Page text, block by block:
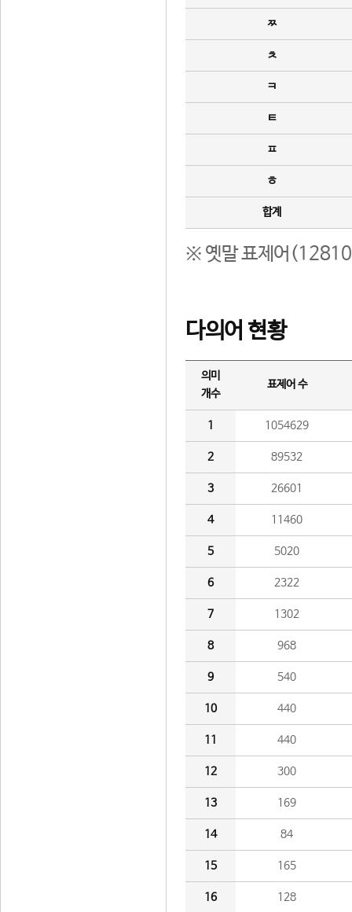
ㅉ
ㅊ
ㅋ
ㅌ
ㅍ
ㅎ
합계
※ 옛말 표제어(12810
다의어 현황
의미
개수
표제어 수
1 1054629
2 89532
3 26601
4 11460
5 5020
6 2322
7 1302
8 968
9 540
10 440
11 440
12 300
13 169
14 84
15 165
16 128